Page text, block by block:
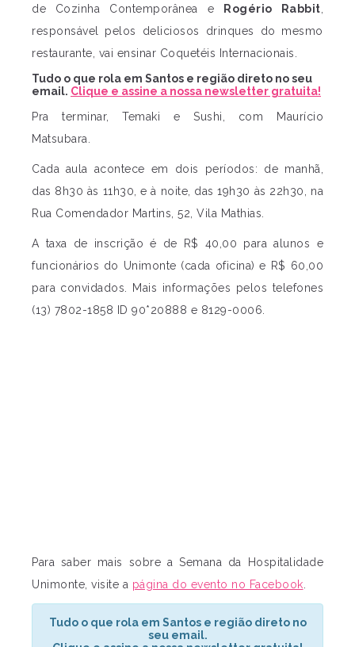
de Cozinha Contemporânea e
Rogério Rabbit,
responsável pelos deliciosos drinques do mesmo
restaurante, vai ensinar Coquetéis Internacionais.
Tudo o que rola em Santos e região direto no seu
email. Clique e assine a nossa newsletter gratuita!
Pra terminar, Temaki e Sushi, com Maurício
Matsubara.
Cada aula acontece em dois períodos: de manhã,
das 8h30 às 11h30, e à noite, das 19h30 às 22h30, na
Rua Comendador Martins, 52, Vila Mathias.
A taxa de inscrição é de R$ 40,00 para alunos e
funcionários do Unimonte (cada oficina) e R$ 60,00
para convidados. Mais informações pelos telefones
(13) 7802-1858 ID 90*20888 e 8129-0006.
Para saber mais sobre a Semana da Hospitalidade
Unimonte, visite a página do evento no Facebook.
Tudo o que rola em Santos e região direto no
seu email.